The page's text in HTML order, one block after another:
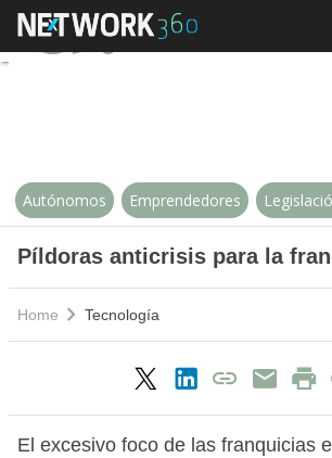
Píldoras
Autónomos Emprendedores
Píldoras anticrisis para la
Home Tecnología
El excesivo foco de las franquicias